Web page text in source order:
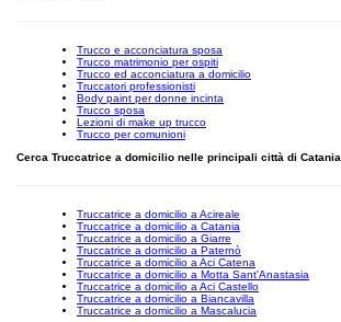
Trucco e acconciatura sposa
Trucco matrimonio per ospiti
Trucco ed acconciatura a domicilio
Truccatori professionisti
Body paint per donne incinta
Trucco sposa
Lezioni di make up trucco
Trucco per comunioni
Cerca Truccatrice a domicilio nelle principali città di Catania
Truccatrice a domicilio a Acireale
Truccatrice a domicilio a Catania
Truccatrice a domicilio a Giarre
Truccatrice a domicilio a Paternò
Truccatrice a domicilio a Aci Catena
Truccatrice a domicilio a Motta Sant'Anastasia
Truccatrice a domicilio a Aci Castello
Truccatrice a domicilio a Biancavilla
Truccatrice a domicilio a Mascalucia